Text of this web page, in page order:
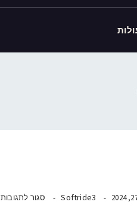
Softride3 סגור לתגובות